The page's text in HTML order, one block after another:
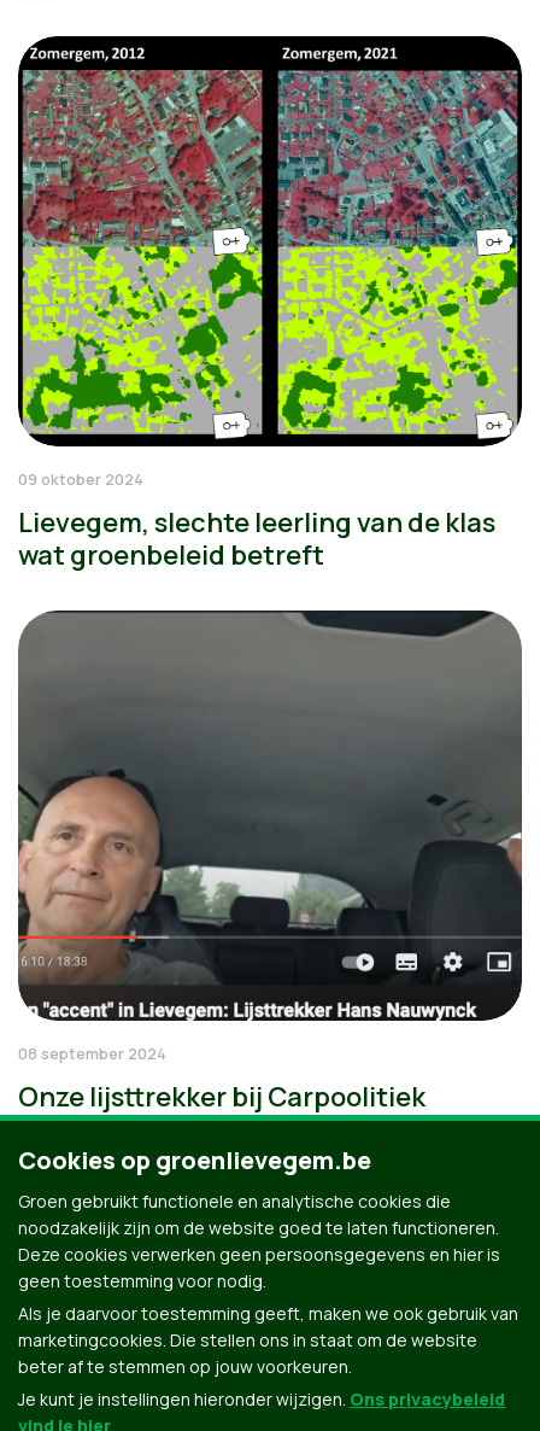
09 oktober 2024
Lievegem, slechte leerling van de klas
wat groenbeleid betreft
08 september 2024
Onze lijsttrekker bij Carpoolitiek
Cookies op groenlievegem.be
Groen gebruikt functionele en analytische cookies die
noodzakelijk zijn om de website goed te laten functioneren.
Deze cookies verwerken geen persoonsgegevens en hier is
geen toestemming voor nodig.
Als je daarvoor toestemming geeft, maken we ook gebruik van
marketingcookies. Die stellen ons in staat om de website
beter af te stemmen op jouw voorkeuren.
Je kunt je instellingen hieronder wijzigen. Ons privacybeleid
vind je hier